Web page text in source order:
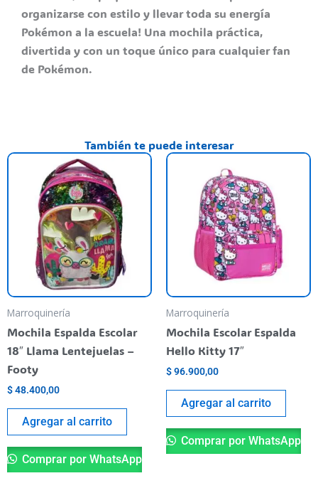
organizarse con estilo y llevar toda su energía
Pokémon a la escuela! Una mochila práctica,
divertida y con un toque único para cualquier fan
de Pokémon.
También te puede interesar
Marroquinería
Mochila Espalda Escolar
18″ Llama Lentejuelas –
Footy
$48.400,00
Agregar al carrito
Comprar por WhatsApp
Marroquinería
Mochila Escolar Espalda
Hello Kitty 17″
$96.900,00
Agregar al carrito
Comprar por WhatsApp